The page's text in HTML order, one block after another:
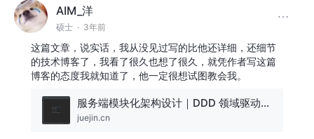
AIM_洋
硕士 · 3年前
这篇文章，说实话，我从没见过写的比他还详细，还细节
的技术博客了，我看了很久也想了很久，就凭作者写这篇
博客的态度我就知道了，他一定很想试图教会我。
服务端模块化架构设计｜DDD 领域驱动设计与业务模块化（落地与实现）
juejin.cn